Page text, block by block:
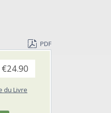
PDF
€24.90
du Livre